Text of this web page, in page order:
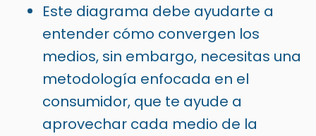
Este diagrama debe ayudarte a
entender cómo convergen los
medios, sin embargo, necesitas una
metodología enfocada en el
consumidor, que te ayude a
aprovechar cada medio de la